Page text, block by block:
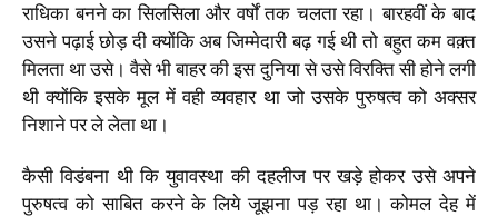
राधिका बनने का सिलसिला और वर्षों तक चलता रहा। बारहवीं के बाद
उसने पढ़ाई छोड़ दी क्योंकि अब जिम्मेदारी बढ़ गई थी तो बहुत कम वक़्त
मिलता था उसे। वैसे भी बाहर की इस दुनिया से उसे विरक्ति सी होने लगी
थी क्योंकि इसके मूल में वही व्यवहार था जो उसके पुरुषत्व को अक्सर
निशाने पर ले लेता था।
कैसी विडंबना थी कि युवावस्था की दहलीज पर खड़े होकर उसे अपने
पुरुषत्व को साबित करने के लिये जूझना पड़ रहा था। कोमल देह में